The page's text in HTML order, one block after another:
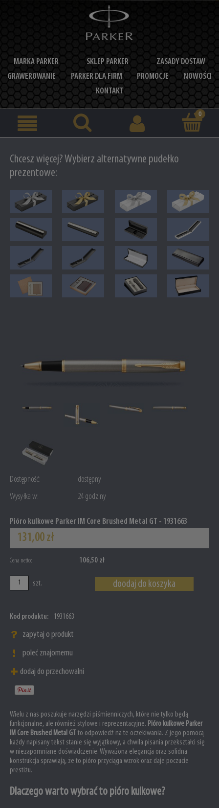
MARKA PARKER SKLEP PARKER
ZASADY DOSTAW
GRAWEROWANIE
PARKER DLA FIRM PROMOCJE
NOWOŚCI
KONTAKT
Chcesz więcej? Wybierz alternatywne pudełko
prezentowe:
Dostępność:
dostępny
Wysyłka w:
24 godziny
Pióro kulkowe Parker IM Core Brushed Metal GT - 1931663
131,00 zł
Cena netto: 106,50 zł
szt. doodaj do koszyka
Kod produktu: 1931663
zapytaj o produkt
poleć znajomemu
dodaj do przechowalni
Wielu z nas poszukuje narzędzi piśmienniczych, które nie tylko będą
funkcjonalne, ale również stylowe i reprezentacyjne. Pióro kulkowe Parker
IM Core Brushed Metal GT
to odpowiedź na te oczekiwania. Z jego pomocą
każdy napisany tekst stanie się wyjątkowy, a chwila pisania przekształci się
w niezapomniane doświadczenie. Wyważona elegancja oraz solidna
konstrukcja sprawiają, że to pióro przyciąga wzrok oraz daje poczucie
prestiżu.
Dlaczego warto wybrać to pióro kulkowe?